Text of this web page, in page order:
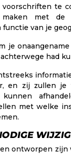
te
met de
van je
je
had
en zij zullen je
kunnen
met welke
ontworpen